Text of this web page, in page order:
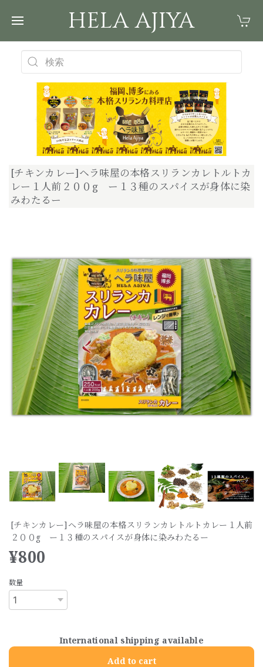
HELA AJIYA
[チキンカレー]ヘラ味屋の本格スリランカレトルトカ
レー１人前２００g ー１３種のスパイスが身体に染
みわたるー
[チキンカレー]ヘラ味屋の本格スリランカレトルトカレー１人前
２００g ー１３種のスパイスが身体に染みわたるー
¥800
数量
International shipping available
Add to cart